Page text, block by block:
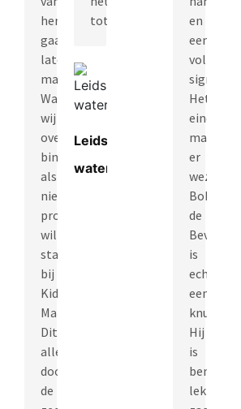
hem
gaan
laten
maken.
Wat
wij
overigens
binnenkort
als
nieuw
project
willen
starten
bij
Kids
Marketeers.
Dit
allemaal
door
de
totaalplaatje.”
Leids
water
en
een
volledig
Het
mag
er
wezen;
Bobby
de
Bever
is
echt
een
Hij
is
lekker
Vraag/opmerking